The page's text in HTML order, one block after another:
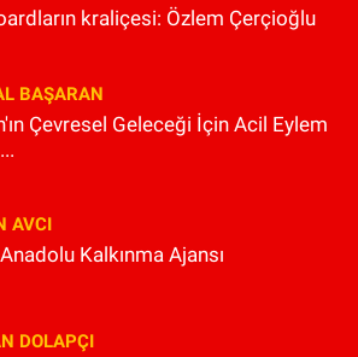
kraliçesi: Özlem Çerçioğlu
BAŞARAN
Çevresel Geleceği İçin Acil Eylem
AVCI
Kalkınma Ajansı
DOLAPÇI